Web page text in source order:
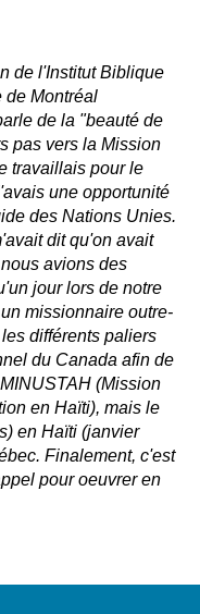
de l'Institut Biblique
de Montréal
de la "beauté de
pas vers la Mission
travaillais pour le
une opportunité
des Nations Unies.
dit qu'on avait
avions des
jour lors de notre
missionnaire outre-
différents paliers
du Canada afin de
(Mission
en Haïti), mais le
en Haïti (janvier
Finalement, c'est
pour oeuvrer en